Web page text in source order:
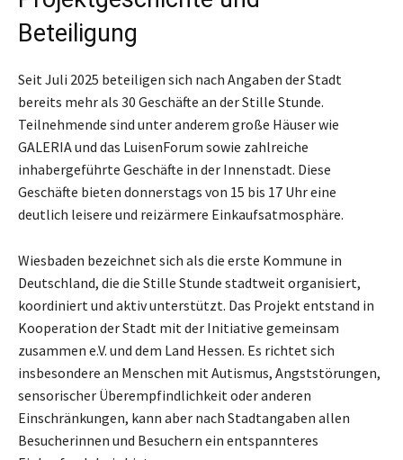
Beteiligung
Seit Juli 2025 beteiligen sich nach Angaben der Stadt
bereits mehr als 30 Geschäfte an der Stille Stunde.
Teilnehmende sind unter anderem große Häuser wie
GALERIA und das LuisenForum sowie zahlreiche
inhabergeführte Geschäfte in der Innenstadt. Diese
Geschäfte bieten donnerstags von 15 bis 17 Uhr eine
deutlich leisere und reizärmere Einkaufsatmosphäre.
Wiesbaden bezeichnet sich als die erste Kommune in
Deutschland, die die Stille Stunde stadtweit organisiert,
koordiniert und aktiv unterstützt. Das Projekt entstand in
Kooperation der Stadt mit der Initiative gemeinsam
zusammen e.V. und dem Land Hessen. Es richtet sich
insbesondere an Menschen mit Autismus, Angststörungen,
sensorischer Überempfindlichkeit oder anderen
Einschränkungen, kann aber nach Stadtangaben allen
Besucherinnen und Besuchern ein entspannteres